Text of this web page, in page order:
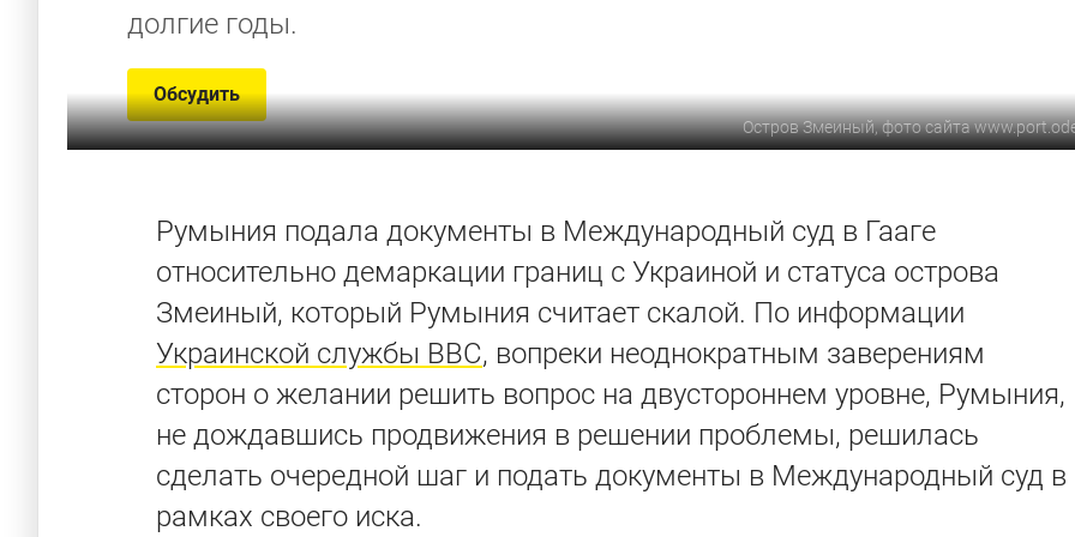
долгие годы.
Обсудить
Остров Змеиный, фото сайта
Румыния подала документы в Международный суд в Гааге
относительно демаркации границ с Украиной и статуса острова
Змеиный, который Румыния считает скалой. По информации
Украинской службы BBC, вопреки неоднократным заверениям
сторон о желании решить вопрос на двустороннем уровне, Румыния,
не дождавшись продвижения в решении проблемы, решилась
сделать очередной шаг и подать документы в Международный суд в
рамках своего иска.